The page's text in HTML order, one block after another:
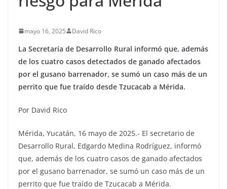
mayo 16, 2025 David Rico
La Secretaría de Desarrollo Rural informó que, además
de los cuatro casos detectados de ganado afectados
por el gusano barrenador, se sumó un caso más de un
perrito que fue traído desde Tzucacab a Mérida.
Por David Rico
Mérida, Yucatán, 16 mayo de 2025.- El secretario de
Desarrollo Rural, Edgardo Medina Rodríguez, informó
que, además de los cuatro casos de ganado afectados
por el gusano barrenador, se sumó un caso más de un
perrito que fue traído de Tzucacab a Mérida.